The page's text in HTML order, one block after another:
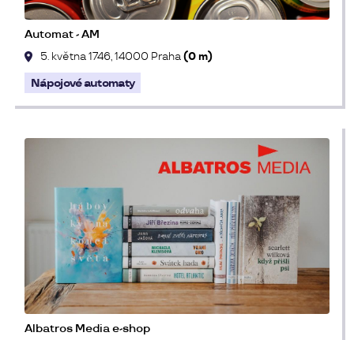
Automat - AM
5. května 1746, 14000 Praha(0 m)
Nápojové automaty
Albatros Media e-shop